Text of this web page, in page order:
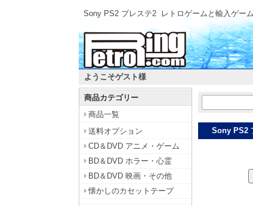
Sony PS2 プレステ2 レトロゲームと輸入ゲー
ようこそゲスト様
商品カテゴリー
商品一覧
送料オプション
CD＆DVD アニメ・ゲーム
BD＆DVD ホラー・心霊
BD＆DVD 映画・その他
懐かしのカセットテープ
Sony PS2